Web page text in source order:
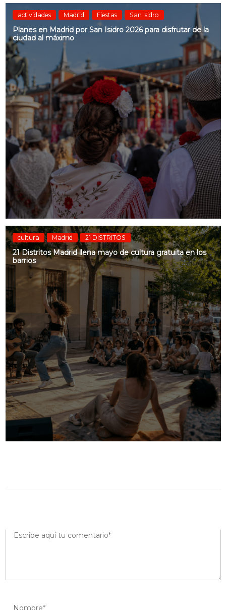
actividades Madrid Fiestas San Isidro
Planes en Madrid por San Isidro 2026 para disfrutar de la
ciudad al máximo
cultura Madrid 21 DISTRITOS
21 Distritos Madrid llena mayo de cultura gratuita en los
barrios